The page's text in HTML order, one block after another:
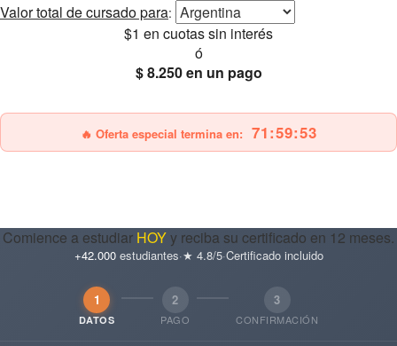
Valor total de cursado para:
$1 en cuotas sin interés
ó
$ 8.250en un pago
🔥 Oferta especial termina en: 71:59:52
Comience a estudiar HOYy reciba su certificado en 12 meses.
+42.000estudiantes·★ 4.8/5·Certificado incluido
1
DATOS
2
PAGO
3
CONFIRMACIÓN